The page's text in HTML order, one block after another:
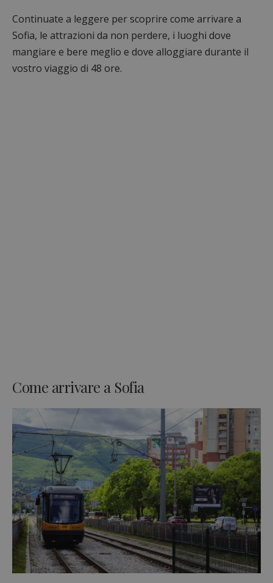
Continuate a leggere per scoprire come arrivare a
Sofia, le attrazioni da non perdere, i luoghi dove
mangiare e bere meglio e dove alloggiare durante il
vostro viaggio di 48 ore.
Come arrivare a Sofia